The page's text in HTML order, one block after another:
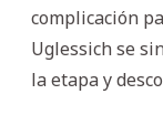
complicación
Uglessich se
la etapa y